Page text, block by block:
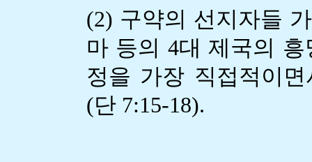
(2) 구약의 선지자들
마 등의 4대 제국의
정을 가장 직접적이
(단 7:15-18).